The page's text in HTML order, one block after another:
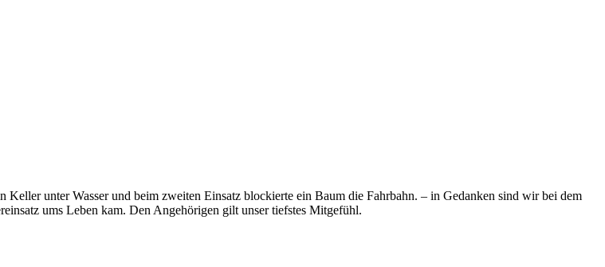
unter Wasser und beim zweiten Einsatz blockierte ein Baum die Fahrbahn. – in Gedanken sind wir bei dem
ums Leben kam. Den Angehörigen gilt unser tiefstes Mitgefühl.